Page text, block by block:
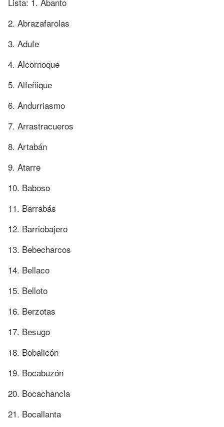
2. Abrazafarolas
3. Adufe
4. Alcornoque
5. Alfeñique
6. Andurriasmo
7. Arrastracueros
8. Artabán
9. Atarre
10. Baboso
11. Barrabás
12. Barriobajero
13. Bebecharcos
14. Bellaco
15. Belloto
16. Berzotas
17. Besugo
18. Bobalicón
19. Bocabuzón
20. Bocachancla
21. Bocallanta